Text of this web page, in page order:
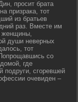
просит брата
призрака, тот
из братьев
раз. Вместе им
женщины,
души неверных
тот
со
где
подруги, сгоревшей
очевиден –